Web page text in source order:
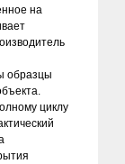
на
образцы
циклу